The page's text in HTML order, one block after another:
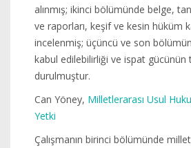
alınmış; ikinci bölümünde belge,
ve raporları, keşif ve kesin hüküm
incelenmiş; üçüncü ve son
kabul edilebilirliği ve ispat gücünün
durulmuştur.
Can Yöney, Milletlerarası Usul
Yetki
Çalışmanın birinci bölümünde